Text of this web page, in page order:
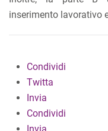
inserimento lavorativo
Condividi
Twitta
Invia
Condividi